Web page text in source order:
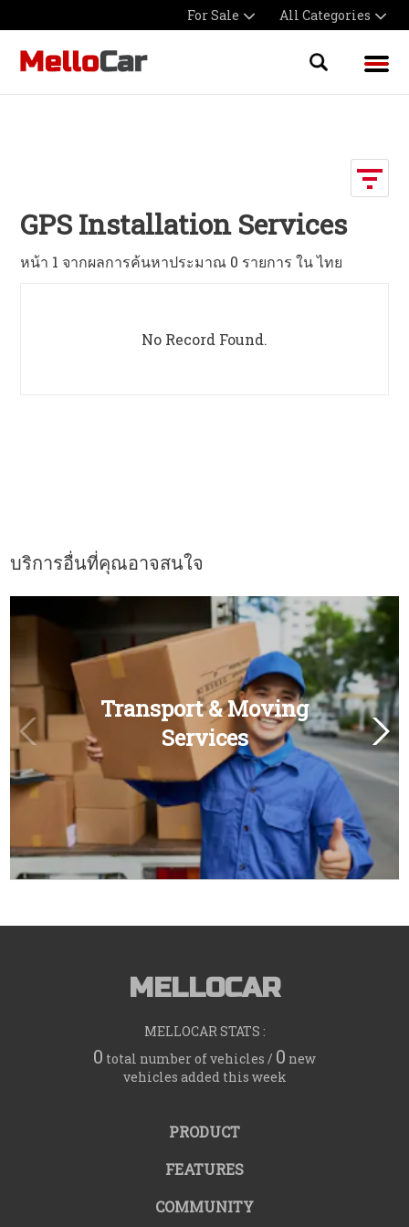
For Sale All Categories
GPS Installation Services
หน้า 1 จากผลการค้นหาประมาณ 0 รายการ ใน ไทย
No Record Found.
บริการอื่นที่คุณอาจสนใจ
Transport & Moving
Services
MELLOCAR
MELLOCAR STATS :
0 total number of vehicles / 0 new
vehicles added this week
PRODUCT
FEATURES
COMMUNITY